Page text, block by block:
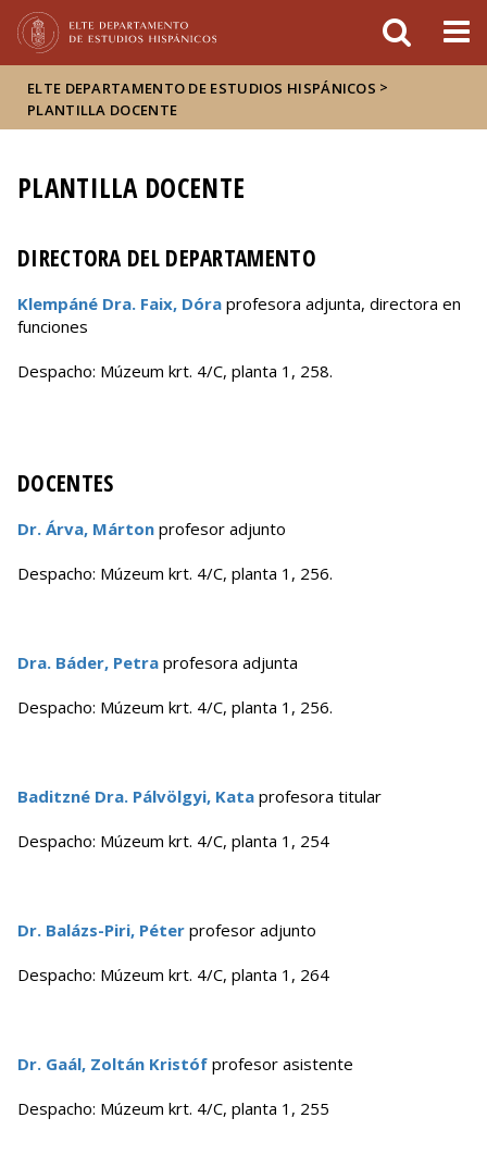
ELTE DEPARTAMENTO DE ESTUDIOS HISPÁNICOS >
PLANTILLA DOCENTE
PLANTILLA DOCENTE
DIRECTORA DEL DEPARTAMENTO
Klempáné Dra. Faix, Dóra profesora adjunta, directora en
funciones
Despacho: Múzeum krt. 4/C, planta 1, 258.
DOCENTES
Dr. Árva, Márton profesor adjunto
Despacho: Múzeum krt. 4/C, planta 1, 256.
Dra. Báder, Petra profesora adjunta
Despacho: Múzeum krt. 4/C, planta 1, 256.
Baditzné Dra. Pálvölgyi, Kata profesora titular
Despacho: Múzeum krt. 4/C, planta 1, 254
Dr. Balázs-Piri, Péter profesor adjunto
Despacho: Múzeum krt. 4/C, planta 1, 264
Dr. Gaál, Zoltán Kristóf profesor asistente
Despacho: Múzeum krt. 4/C, planta 1, 255